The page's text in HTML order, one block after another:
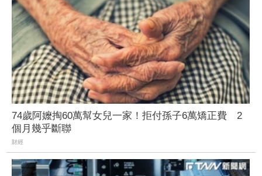
74歲阿嬤掏60萬幫女兒一家！拒付孫子6萬矯正費 2
個月幾乎斷聯
財經